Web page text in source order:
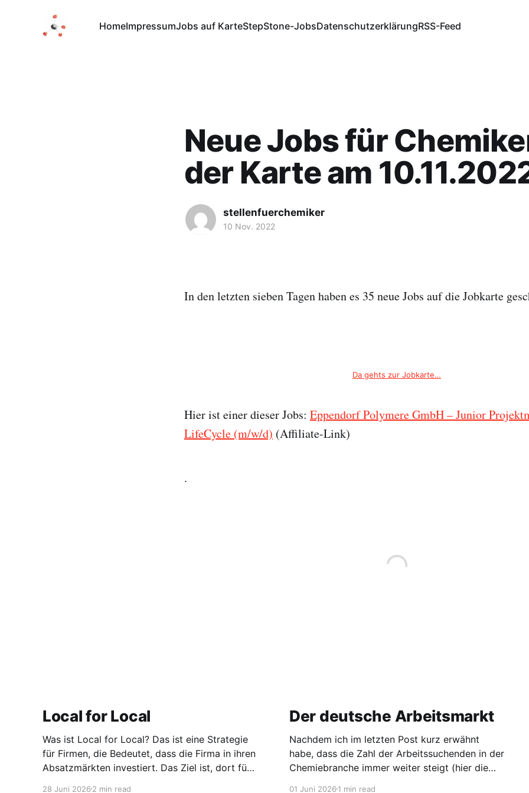
HomeImpressumJobs auf KarteStepStone-JobsDatenschutzerklärungRSS-Feed
Neue Jobs für
der Karte am
stellenfuerchemiker
10 Nov. 2022
In den letzten sieben Tagen haben es 35 neue Jobs auf die Jobkarte
Da gehts zur Jobkarte…
Hier ist einer dieser Jobs: Eppendorf Polymere GmbH – Junior
LifeCycle (m/w/d) (Affiliate-Link)
.
Local for Local
Was ist Local for Local? Das ist eine Strategie
für Firmen, die Bedeutet, dass die Firma in ihren
Absatzmärkten investiert. Das Ziel ist, dort für
28 Juni 2026 2 min read
Der deutsche Arbeitsmarkt
Nachdem ich im letzten Post kurz erwähnt
habe, dass die Zahl der Arbeitssuchenden in der
Chemiebranche immer weiter steigt (hier die
01 Juni 20261 min read